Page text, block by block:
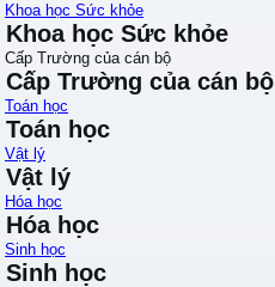
Khoa học Sức khỏe
Khoa học Sức khỏe
Cấp Trường của cán bộ
Cấp Trường của cán bộ
Toán học
Toán học
Vật lý
Vật lý
Hóa học
Hóa học
Sinh học
Sinh học